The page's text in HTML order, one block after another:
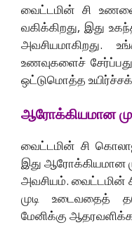
வைட்டமின் சி
வகிக்கிறது, இது
அவசியமாகிறது.
உணவுகளைச்
ஒட்டுமொத்த
ஆரோக்கியமான
வைட்டமின் சி
இது ஆரோக்கியமான
அவசியம். வைட்டமின்
முடி உடைவதைத்
மேனிக்கு